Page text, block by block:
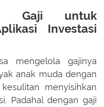
Gaji untuk
Investasi
mengelola gajinya
anak muda dengan
menyisihkan
Padahal dengan gaji